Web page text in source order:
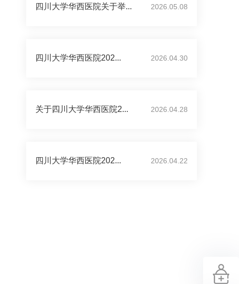
四川大学华西医院关于举... 2026.05.08
四川大学华西医院202... 2026.04.30
关于四川大学华西医院2... 2026.04.28
四川大学华西医院202... 2026.04.22